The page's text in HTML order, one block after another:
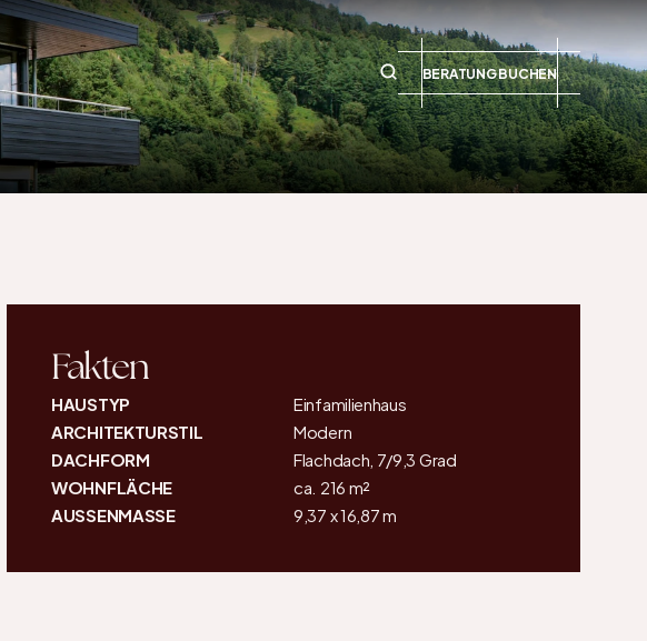
BERATUNG BUCHEN
Fakten
HAUSTYP
Einfamilienhaus
ARCHITEKTURSTIL
Modern
DACHFORM
Flachdach, 7/9,3 Grad
WOHNFLÄCHE
ca. 216 m²
AUSSENMASSE
9,37 x 16,87 m